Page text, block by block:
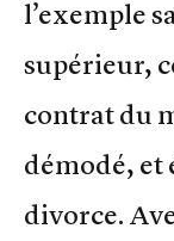
l’exemple
supérieur,
contrat du
démodé, et
divorce.